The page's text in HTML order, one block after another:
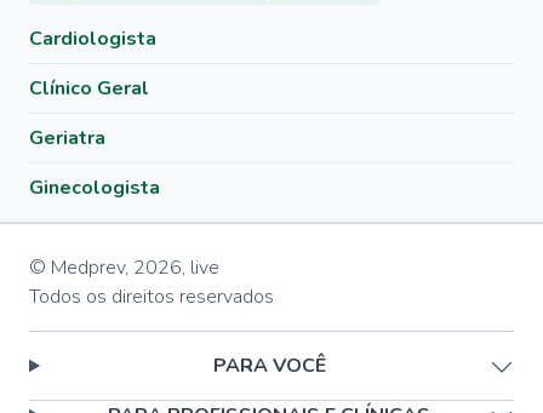
Cardiologista
Clínico Geral
Geriatra
Ginecologista
© Medprev, 2026, live
Todos os direitos reservados
PARA VOCÊ